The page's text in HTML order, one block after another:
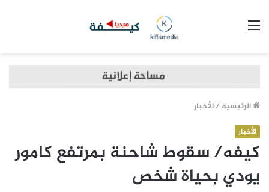
الرئيسية /الأخبار
الأخبار
كيفه/ سقوط شاحنة بمرتفع كامور
يودي بحياة شخص